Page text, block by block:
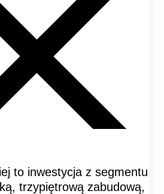
to inwestycja z segmentu
trzypiętrową zabudową,